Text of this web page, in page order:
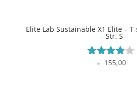
Elite Lab Sustainable X1 Elite –
– Str. S
Vurderet
kr.155,00